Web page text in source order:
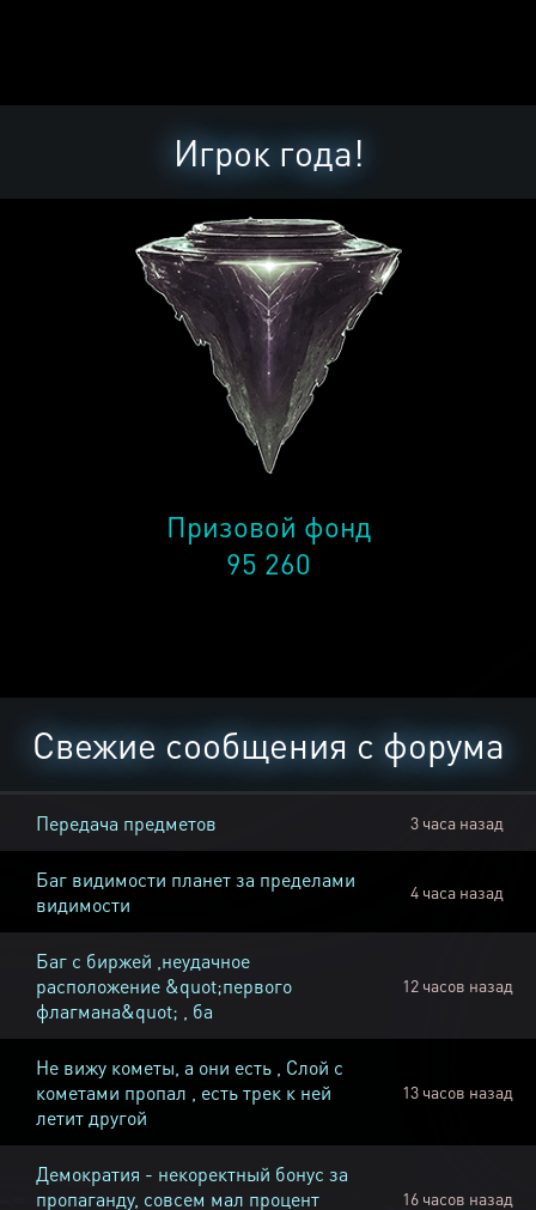
Игрок года!
Призовой фонд
95 260
Свежие сообщения с форума
Передача предметов 3 часа назад
Баг видимости планет за пределами
видимости
4 часа назад
Баг с биржей ,неудачное
расположение &quot;первого
флагмана&quot; , ба
12 часов назад
Не вижу кометы, а они есть , Слой с
кометами пропал , есть трек к ней
летит другой
13 часов назад
Демократия - некоректный бонус за
пропаганду, совсем мал процент
16 часов назад